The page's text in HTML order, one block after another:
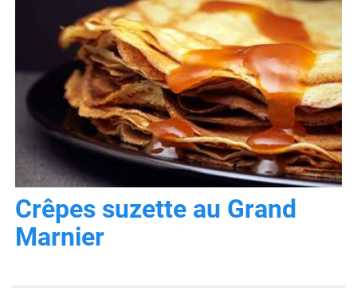
Crêpes suzette au Grand
Marnier